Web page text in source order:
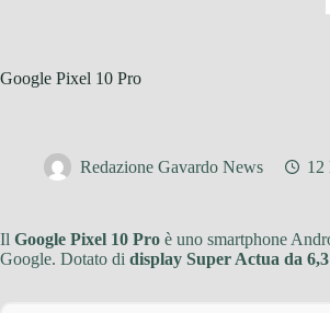
Google Pixel 10 Pro
Redazione Gavardo News 12
Il Google Pixel 10 Pro è uno smartphone
Google. Dotato di display Super Actua da